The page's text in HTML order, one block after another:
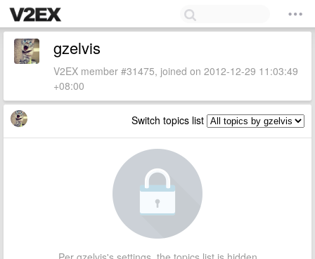
gzelvis
V2EX member #31475, joined on 2012-12-29 11:03:49
+08:00
Switch topics list